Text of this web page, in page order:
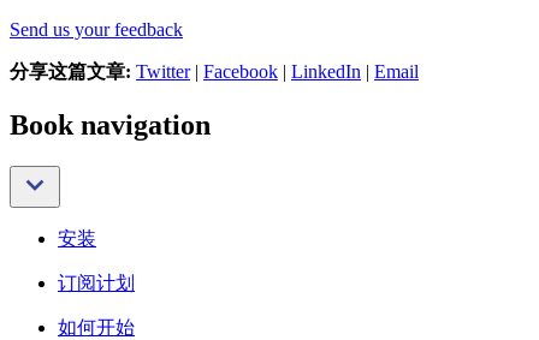
Send us your feedback
分享这篇文章: Twitter| Facebook | LinkedIn | Email
Book navigation
安装
订阅计划
如何开始